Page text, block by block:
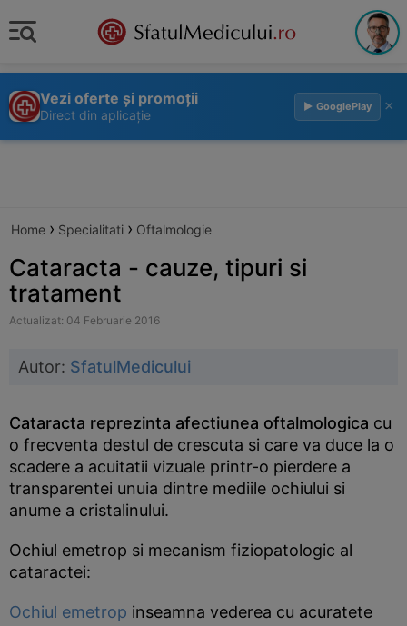
Vezi oferte și promoții
Direct din aplicație
▶ GooglePlay ×
Home › Specialitati › Oftalmologie
Cataracta - cauze, tipuri si
tratament
Actualizat: 04 Februarie 2016
Autor: SfatulMedicului
Cataracta reprezinta afectiunea oftalmologica cu
o frecventa destul de crescuta si care va duce la o
scadere a acuitatii vizuale printr-o pierdere a
transparentei unuia dintre mediile ochiului si
anume a cristalinului.
Ochiul emetrop si mecanism fiziopatologic al
cataractei:
Ochiul emetrop inseamna vederea cu acuratete